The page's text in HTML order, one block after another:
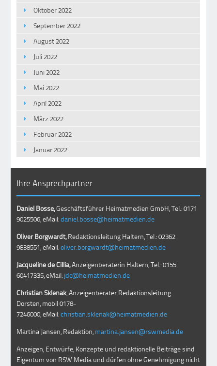
Oktober 2022
September 2022
August 2022
Juli 2022
Juni 2022
Mai 2022
April 2022
März 2022
Februar 2022
Januar 2022
Ihre Ansprechpartner
Daniel Bosse,Geschäftsführer Heimatmedien GmbH, Tel.: 0171
9025506, eMail:daniel.bosse@heimatmedien.de
Oliver Borgwardt,Redaktionsleitung Haltern, Tel.: 02362
9838551, eMail:oliver.borgwardt@heimatmedien.de
Jacqueline de Cillia,Anzeigenberaterin Haltern, Tel.: 0155
60417335, eMail: jdc@heimatmedien.de
Christian Sklenak, Anzeigenberater Redaktionsleitung
Dorsten, mobil0178-
7246000, eMail:christian.sklenak@heimatmedien.de
Martina Jansen, Redaktion, martina.jansen@rswmedia.de
Anzeigen, Entwürfe, Konzepte und redaktionelle Beiträge sind
Eigentum von RSW Media und dürfen ohne Genehmigung nicht